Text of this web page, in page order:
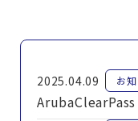
2025.04.09 お